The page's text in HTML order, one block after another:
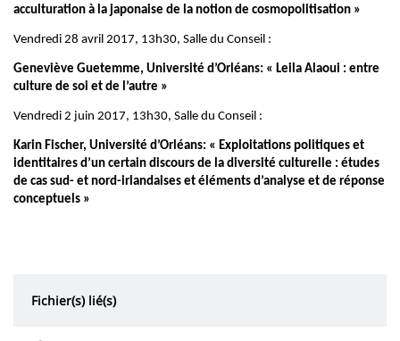
acculturation à la japonaise de la notion de cosmopolitisation »
Vendredi 28 avril 2017, 13h30, Salle du Conseil :
Geneviève Guetemme, Université d’Orléans: « Leila Alaoui : entre
culture de soi et de l’autre »
Vendredi 2 juin 2017, 13h30, Salle du Conseil :
Karin Fischer, Université d’Orléans: « Exploitations politiques et
identitaires d’un certain discours de la diversité culturelle : études
de cas sud- et nord-irlandaises et éléments d’analyse et de réponse
conceptuels »
Fichier(s) lié(s)